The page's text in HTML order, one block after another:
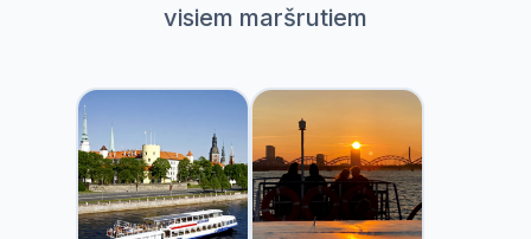
visiem maršrutiem